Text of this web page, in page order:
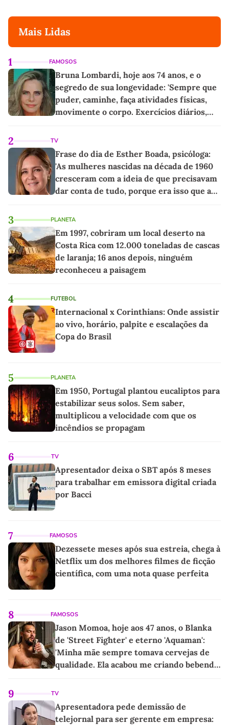
Mais Lidas
1 FAMOSOS
Bruna Lombardi, hoje aos 74 anos, e o
segredo de sua longevidade: 'Sempre que
puder, caminhe, faça atividades físicas,
movimente o corpo. Exercícios diários,
2 TV
Frase do dia de Esther Boada, psicóloga:
'As mulheres nascidas na década de 1960
cresceram com a ideia de que precisavam
dar conta de tudo, porque era isso que a
3 PLANETA
Em 1997, cobriram um local deserto na
Costa Rica com 12.000 toneladas de cascas
de laranja; 16 anos depois, ninguém
reconheceu a paisagem
4 FUTEBOL
Internacional x Corinthians: Onde assistir
ao vivo, horário, palpite e escalações da
Copa do Brasil
5 PLANETA
Em 1950, Portugal plantou eucaliptos para
estabilizar seus solos. Sem saber,
multiplicou a velocidade com que os
incêndios se propagam
6 TV
Apresentador deixa o SBT após 8 meses
para trabalhar em emissora digital criada
por Bacci
7 FAMOSOS
Dezessete meses após sua estreia, chega à
Netflix um dos melhores filmes de ficção
científica, com uma nota quase perfeita
8 FAMOSOS
Jason Momoa, hoje aos 47 anos, o Blanka
de 'Street Fighter' e eterno 'Aquaman':
'Minha mãe sempre tomava cervejas de
qualidade. Ela acabou me criando bebendo
9 TV
Apresentadora pede demissão de
telejornal para ser gerente em empresa: